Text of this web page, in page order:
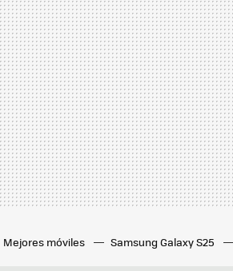
Mejores móviles Samsung Galaxy S25